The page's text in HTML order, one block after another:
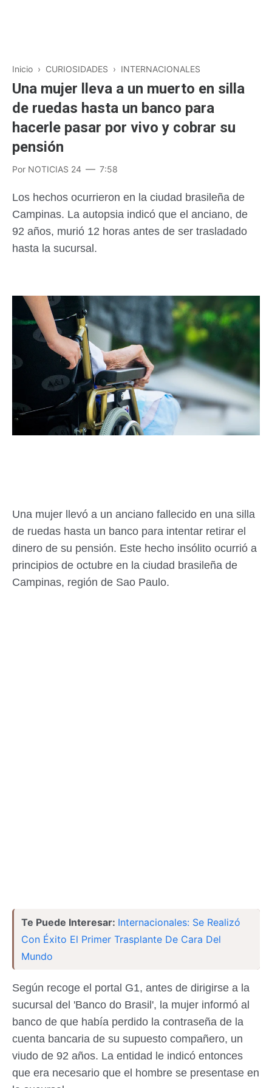
Inicio › CURIOSIDADES › INTERNACIONALES
Una mujer lleva a un muerto en silla
de ruedas hasta un banco para
hacerle pasar por vivo y cobrar su
pensión
Por NOTICIAS 24 7:58
Los hechos ocurrieron en la ciudad brasileña de
Campinas. La autopsia indicó que el anciano, de
92 años, murió 12 horas antes de ser trasladado
hasta la sucursal.
Una mujer llevó a un anciano fallecido en una silla
de ruedas hasta un banco para intentar retirar el
dinero de su pensión. Este hecho insólito ocurrió a
principios de octubre en la ciudad brasileña de
Campinas, región de Sao Paulo.
Te Puede Interesar: Internacionales: Se Realizó
Con Éxito El Primer Trasplante De Cara Del
Mundo
Según recoge el portal G1, antes de dirigirse a la
sucursal del 'Banco do Brasil', la mujer informó al
banco de que había perdido la contraseña de la
cuenta bancaria de su supuesto compañero, un
viudo de 92 años. La entidad le indicó entonces
que era necesario que el hombre se presentase en